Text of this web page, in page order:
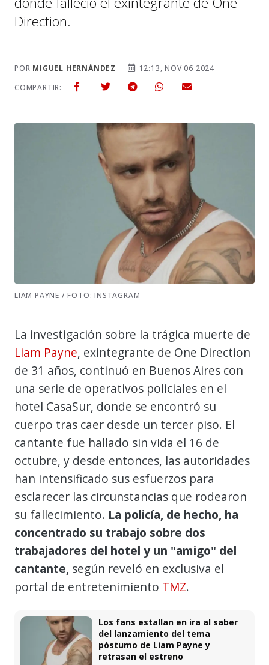
Direction.
POR MIGUEL HERNÁNDEZ
12:13, NOV 06 2024
COMPARTIR:
LIAM PAYNE / FOTO: INSTAGRAM
La investigación sobre la trágica muerte de
Liam Payne, exintegrante de One Direction
de 31 años, continuó en Buenos Aires con
una serie de operativos policiales en el
hotel CasaSur, donde se encontró su
cuerpo tras caer desde un tercer piso. El
cantante fue hallado sin vida el 16 de
octubre, y desde entonces, las autoridades
han intensificado sus esfuerzos para
esclarecer las circunstancias que rodearon
su fallecimiento. La policía, de hecho, ha
concentrado su trabajo sobre dos
trabajadores del hotel y un "amigo" del
cantante, según reveló en exclusiva el
portal de entretenimiento TMZ.
Los fans estallan en ira al saber
del lanzamiento del tema
póstumo de Liam Payne y
retrasan el estreno